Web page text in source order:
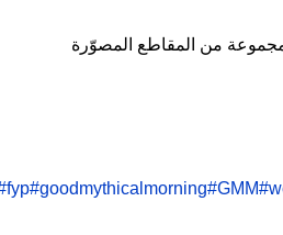
من المقاطع المصوّرة
#goodmythicalmorning#GMM